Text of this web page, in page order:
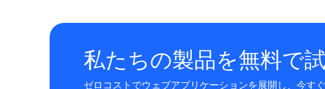
私たちの製品を無料で
ゼロコストでウェブアプリケーションを展開し、今す